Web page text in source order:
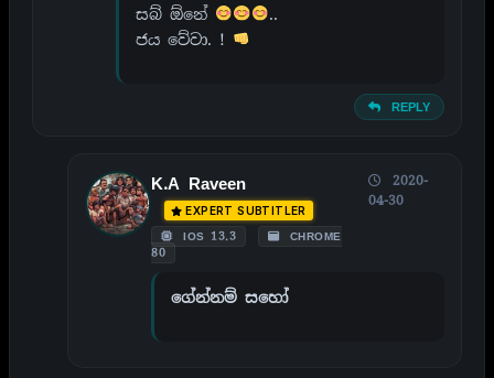
සබ් ඕනේ
..
ජය වේවා. !
REPLY
K.A Raveen
EXPERT SUBTITLER
IOS 13.3
CHROME
80
2020-
04-30
ගේන්නම් සහෝ